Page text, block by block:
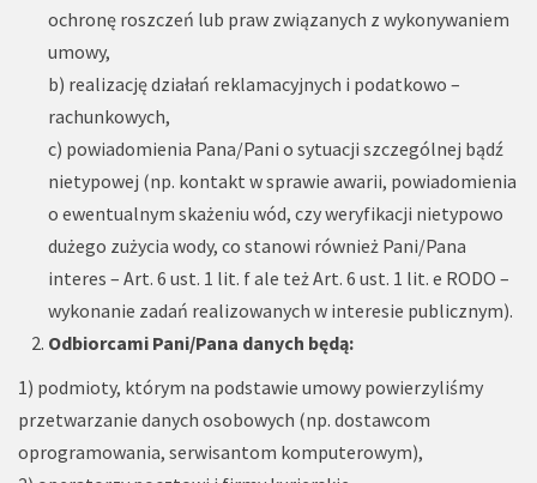
ochronę roszczeń lub praw związanych z wykonywaniem
umowy,
b) realizację działań reklamacyjnych i podatkowo –
rachunkowych,
c) powiadomienia Pana/Pani o sytuacji szczególnej bądź
nietypowej (np. kontakt w sprawie awarii, powiadomienia
o ewentualnym skażeniu wód, czy weryfikacji nietypowo
dużego zużycia wody, co stanowi również Pani/Pana
interes – Art. 6 ust. 1 lit. f ale też Art. 6 ust. 1 lit. e RODO –
wykonanie zadań realizowanych w interesie publicznym).
Odbiorcami Pani/Pana danych będą:
1) podmioty, którym na podstawie umowy powierzyliśmy
przetwarzanie danych osobowych (np. dostawcom
oprogramowania, serwisantom komputerowym),